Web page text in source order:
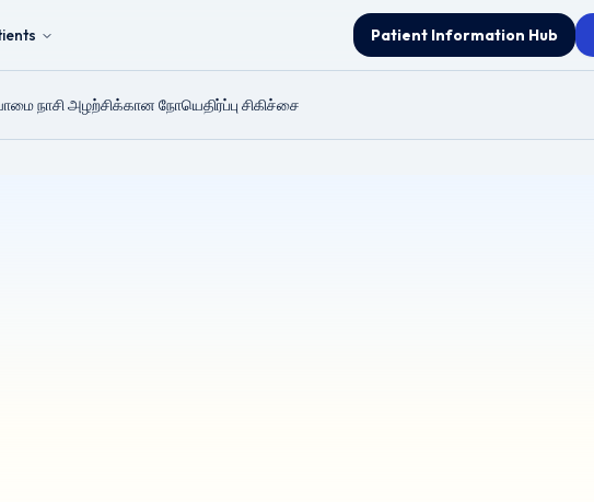
Patient Information Hub
நாசி அழற்சிக்கான நோயெதிர்ப்பு சிகிச்சை